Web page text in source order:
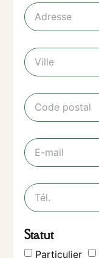
Statut
Particulier